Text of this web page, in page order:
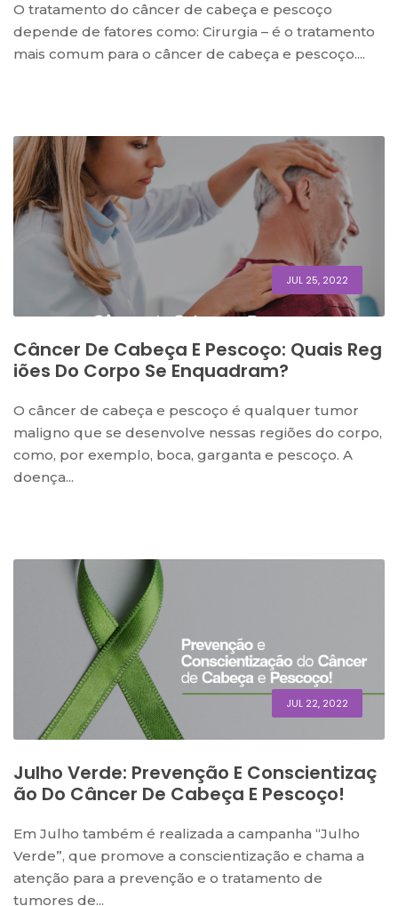
O tratamento do câncer de cabeça e pescoço
depende de fatores como: Cirurgia – é o tratamento
mais comum para o câncer de cabeça e pescoço....
JUL 25, 2022
Câncer De Cabeça E Pescoço: Quais Reg
Iões Do Corpo Se Enquadram?
O câncer de cabeça e pescoço é qualquer tumor
maligno que se desenvolve nessas regiões do corpo,
como, por exemplo, boca, garganta e pescoço. A
doença...
JUL 22, 2022
Julho Verde: Prevenção E Conscientizaç
Ão Do Câncer De Cabeça E Pescoço!
Em Julho também é realizada a campanha “Julho
Verde”, que promove a conscientização e chama a
atenção para a prevenção e o tratamento de
tumores de...